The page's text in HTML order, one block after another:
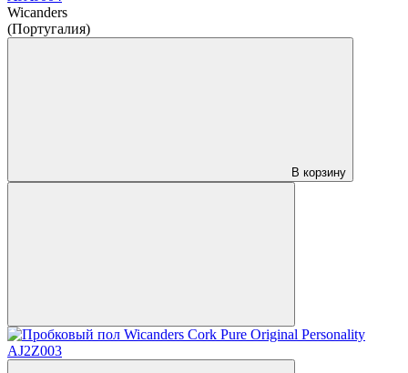
Wicanders
(Португалия)
В корзину